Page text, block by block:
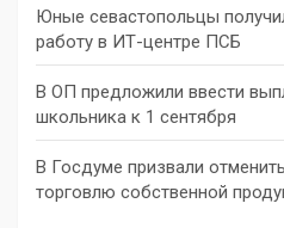
Юные севастопольцы
работу в ИТ-центре ПСБ
В ОП предложили ввести
школьника к 1 сентября
В Госдуме призвали
торговлю собственной